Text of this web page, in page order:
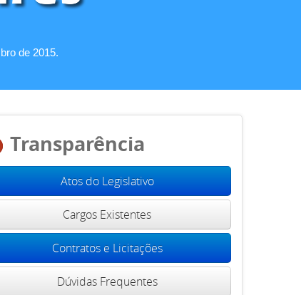
de 2015.
Transparência
Atos do Legislativo
Cargos Existentes
Contratos e Licitações
Dúvidas Frequentes